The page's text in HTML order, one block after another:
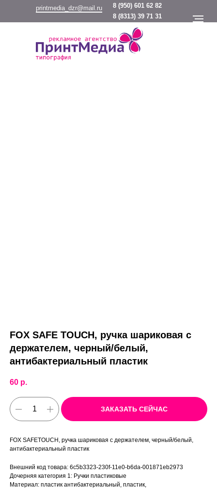
8 (950) 601 62 82
printmedia_dzr@mail.ru
8 (8313) 39 71 31
FOX SAFE TOUCH, ручка шариковая с
держателем, черный/белый,
антибактериальный пластик
60 р.
ЗАКАЗАТЬ СЕЙЧАС
FOX SAFETOUCH, ручка шариковая с держателем, черный/белый,
антибактериальный пластик
Внешний код товара: 6c5b3323-230f-11e0-b6da-001871eb2973
Дочерняя категория 1: Ручки пластиковые
Материал: пластик антибактериальный, пластик,